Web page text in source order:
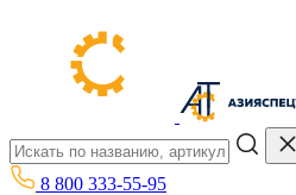
8 800 333-55-95